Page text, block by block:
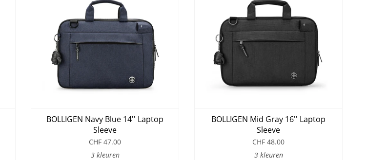
BOLLIGEN Navy Blue 14'' Laptop
Sleeve
CHF 47.00
3 kleuren
BOLLIGEN Mid Gray 16'' Laptop
Sleeve
CHF 48.00
3 kleuren